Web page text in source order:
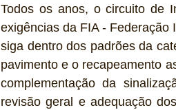
Todos os anos, o circuito de
exigências da FIA - Federação
siga dentro dos padrões da
pavimento e o recapeamento
complementação da
revisão geral e adequação